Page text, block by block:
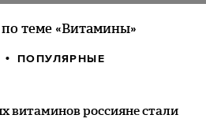
теме «Витамины»
ПОПУЛЯРНЫЕ
витаминов россияне стали